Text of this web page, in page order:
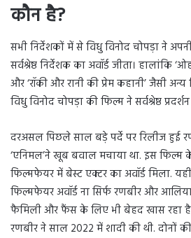
कौन है?
सभी निर्देशकों में से विधु विनोद चोपड़ा ने
सर्वश्रेष्ठ निर्देशक का अवॉर्ड जीता। हालांकि
और ‘रॉकी और रानी की प्रेम कहानी’ जैसी
विधु विनोद चोपड़ा की फिल्म ने सर्वश्रेष्ठ
दरअसल पिछले साल बड़े पर्दे पर रिलीज हुई
‘एनिमल’ने खूब बवाल मचाया था. इस फिल्म
फिल्मफेयर में बेस्ट एक्टर का अवॉर्ड मिला.
फिल्मफेयर अवॉर्ड ना सिर्फ रणबीर और
फैमिली और फैंस के लिए भी बेहद खास रहा
रणबीर ने साल 2022 में शादी की थी. दोनों